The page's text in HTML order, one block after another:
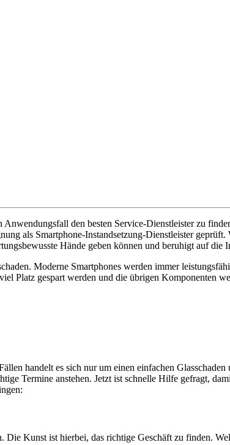
den besten Service-Dienstleister zu
als Smartphone-Instandsetzung-Dienstleister geprüft.
Hände geben können und beruhigt auf die
Moderne Smartphones werden immer
Platz gespart werden und die übrigen Komponenten
handelt es sich nur um einen einfachen Glasschaden
Termine anstehen. Jetzt ist schnelle Hilfe gefragt,
Die Kunst ist hierbei, das richtige Geschäft zu finden.